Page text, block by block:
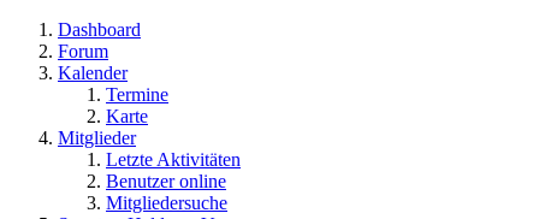
Dashboard
Forum
Kalender
Termine
Karte
Mitglieder
Letzte Aktivitäten
Benutzer online
Mitgliedersuche